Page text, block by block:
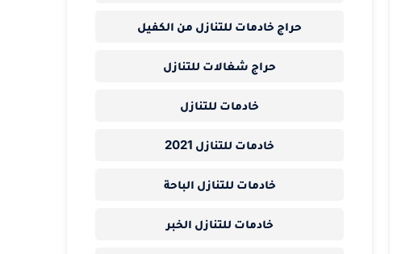
حراج خادمات للتنازل من الكفيل
حراج شغالات للتنازل
خادمات للتنازل
خادمات للتنازل 2021
خادمات للتنازل الباحة
خادمات للتنازل الخبر